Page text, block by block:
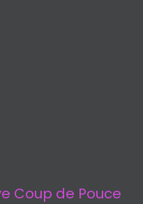
Coup de Pouce